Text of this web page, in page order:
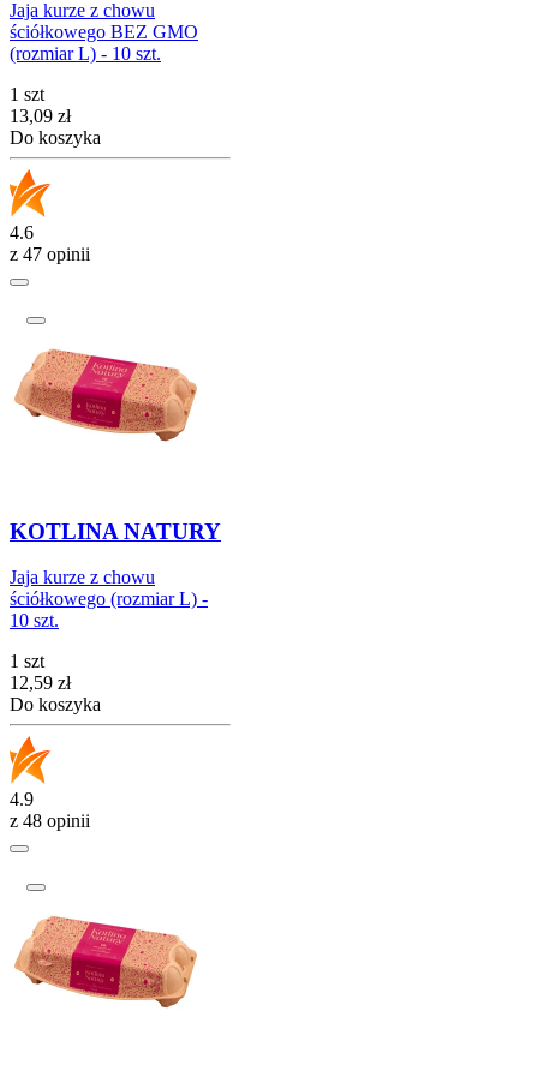
Jaja kurze z chowu
ściółkowego BEZ GMO
(rozmiar L) - 10 szt.
1 szt
Cena
13,09 zł
Do koszyka
4.6
z 47 opinii
KOTLINA NATURY
Jaja kurze z chowu
ściółkowego (rozmiar L) -
10 szt.
1 szt
Cena
12,59 zł
Do koszyka
4.9
z 48 opinii